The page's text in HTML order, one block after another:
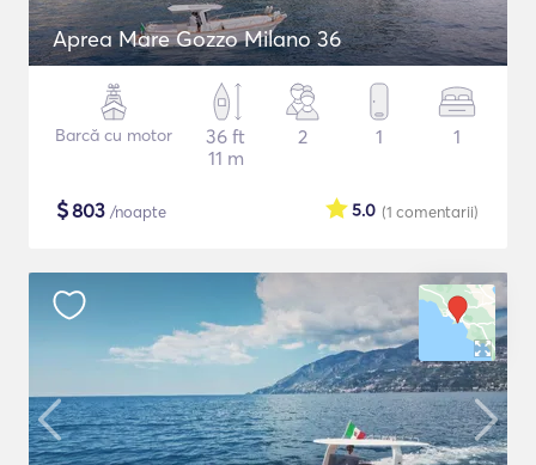
Aprea Mare Gozzo Milano 36
Barcă cu motor
36 ft
11 m
2 1 1
$803 /noapte (1 comentarii)
5.0